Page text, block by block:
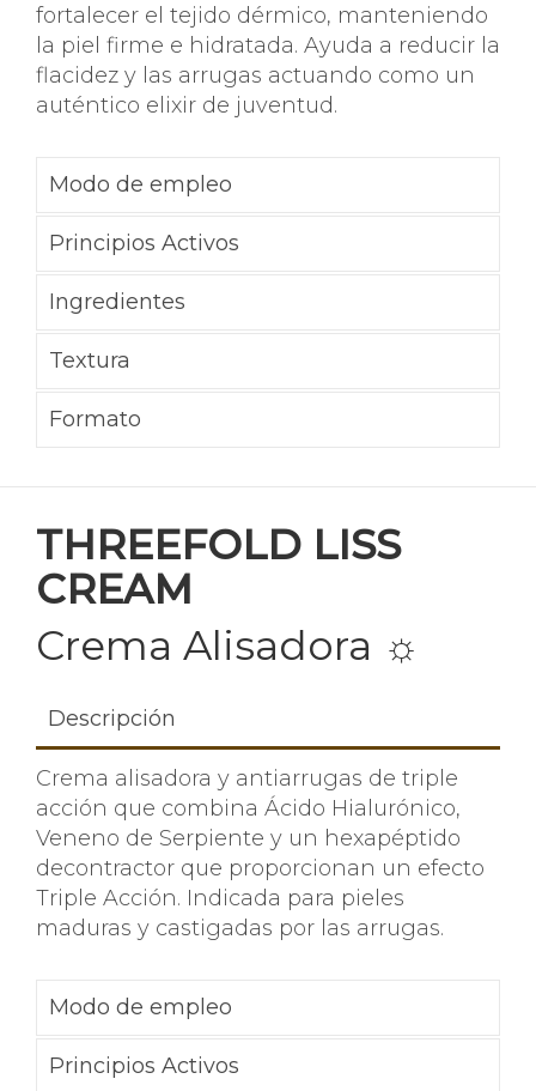
fortalecer el tejido dérmico, manteniendo
la piel firme e hidratada. Ayuda a reducir la
flacidez y las arrugas actuando como un
auténtico elixir de juventud.
Modo de empleo
Principios Activos
Ingredientes
Textura
Formato
THREEFOLD LISS
CREAM
Crema Alisadora ☼
Descripción
Crema alisadora y antiarrugas de triple
acción que combina Ácido Hialurónico,
Veneno de Serpiente y un hexapéptido
decontractor que proporcionan un efecto
Triple Acción. Indicada para pieles
maduras y castigadas por las arrugas.
Modo de empleo
Principios Activos